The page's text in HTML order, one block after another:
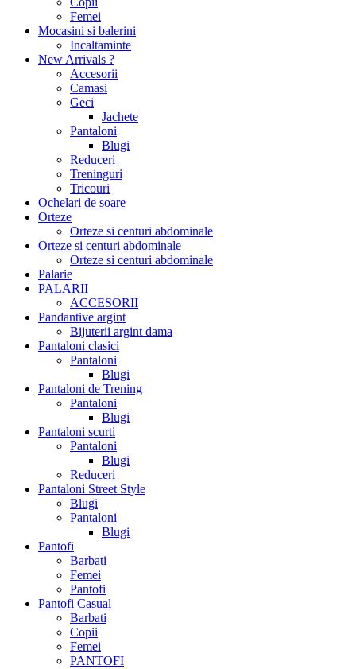
Femei
Mocasini si balerini
Incaltaminte
New Arrivals ?
Accesorii
Camasi
Geci
Jachete
Pantaloni
Blugi
Reduceri
Treninguri
Tricouri
Ochelari de soare
Orteze
Orteze si centuri abdominale
Orteze si centuri abdominale
Orteze si centuri abdominale
Palarie
PALARII
ACCESORII
Pandantive argint
Bijuterii argint dama
Pantaloni clasici
Pantaloni
Blugi
Pantaloni de Trening
Pantaloni
Blugi
Pantaloni scurti
Pantaloni
Blugi
Reduceri
Pantaloni Street Style
Blugi
Pantaloni
Blugi
Pantofi
Barbati
Femei
Pantofi
Pantofi Casual
Barbati
Copii
Femei
PANTOFI